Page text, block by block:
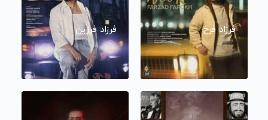
فرزاد فرخ فرزاد فرزین